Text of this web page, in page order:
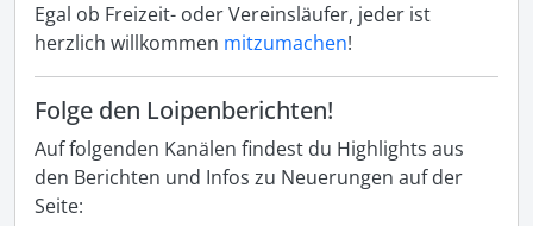
Egal ob Freizeit- oder Vereinsläufer, jeder ist
herzlich willkommen mitzumachen!
Folge den Loipenberichten!
Auf folgenden Kanälen findest du Highlights aus
den Berichten und Infos zu Neuerungen auf der
Seite: